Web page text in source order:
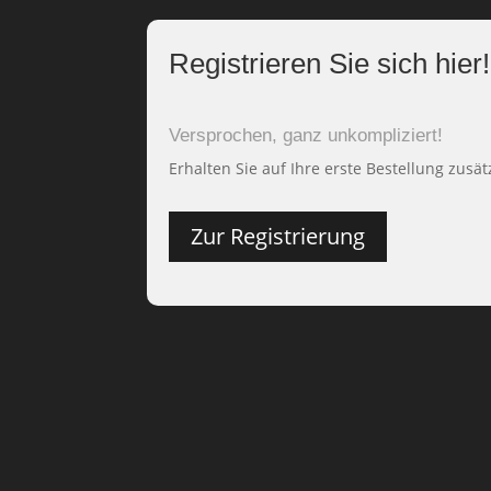
Registrieren Sie sich hier!
Versprochen, ganz unkompliziert!
Erhalten Sie auf Ihre erste Bestellung
Zur Registrierung